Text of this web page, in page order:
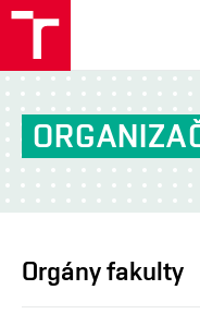
Orgány fakulty